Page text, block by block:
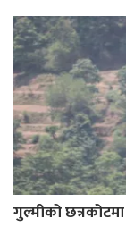
गुल्मीको